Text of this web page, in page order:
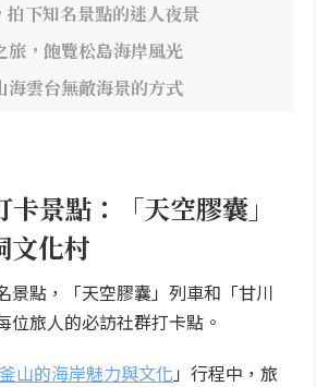
下知名景點的迷人夜景
旅，飽覽松島海岸風光
海雲台無敵海景的方式
景點：「天空膠囊」
文化村
景點，「天空膠囊」列車和「甘川
位旅人的必訪社群打卡點。
釜山的海岸魅力與文化 」行程中，旅